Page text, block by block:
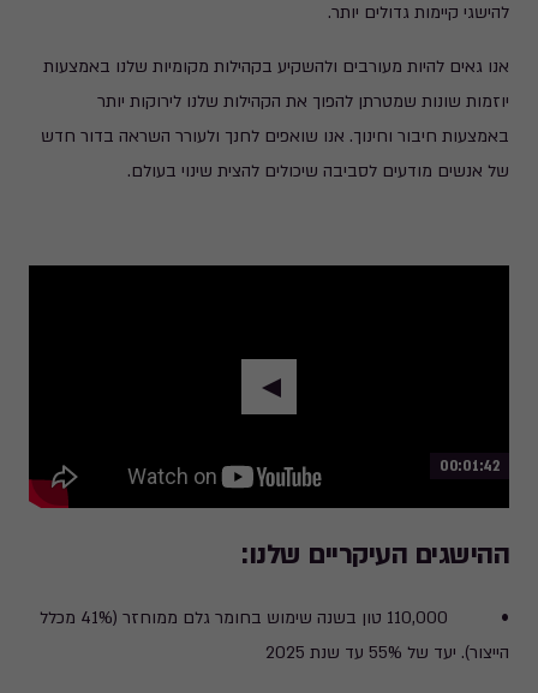
להישגי קיימות גדולים יותר.
אנו גאים להיות מעורבים ולהשקיע בקהילות מקומיות שלנו באמצעות
יוזמות שונות שמטרתן להפוך את הקהילות שלנו לירוקות יותר
באמצעות חיבור וחינוך. אנו שואפים לחנך ולעורר השראה בדור חדש
של אנשים מודעים לסביבה שיכולים להצית שינוי בעולם.
ההישגים העיקריים שלנו:
• 110,000 טון בשנה שימוש בחומר גלם ממוחזר (41% מכלל
הייצור). יעד של 55% עד שנת 2025